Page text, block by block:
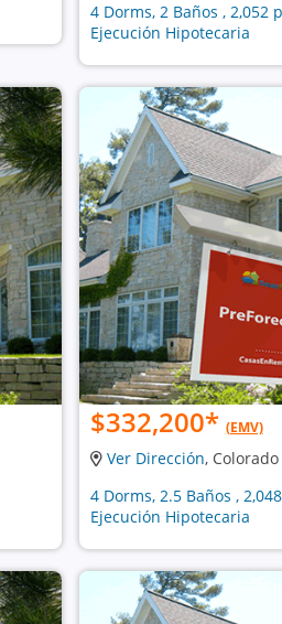
4 Dorms, 2 Baños , 2,052
Ejecución Hipotecaria
$332,200* (EMV)
Ver Dirección,
4 Dorms, 2.5 Baños ,
Ejecución Hipotecaria